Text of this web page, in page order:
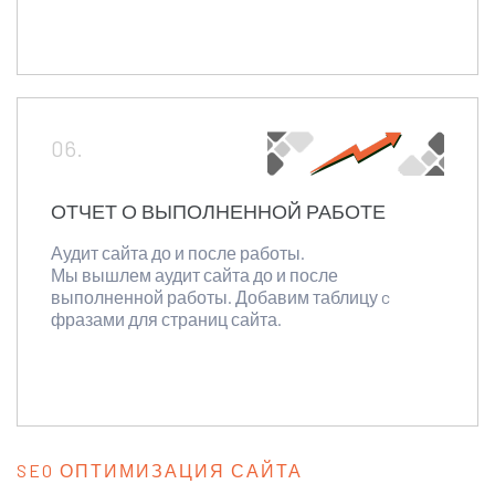
06.
ОТЧЕТ О ВЫПОЛНЕННОЙ РАБОТЕ
Аудит сайта до и после работы.
Мы вышлем аудит сайта до и после
выполненной работы. Добавим таблицу c
фразами для страниц сайта.
SEO ОПТИМИЗАЦИЯ САЙТА